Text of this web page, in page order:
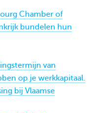
Chamber of
bundelen hun
van
op je werkkapitaal.
bij Vlaamse